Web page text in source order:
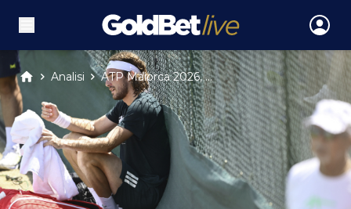
Analisi ATP Maiorca 2026, ...